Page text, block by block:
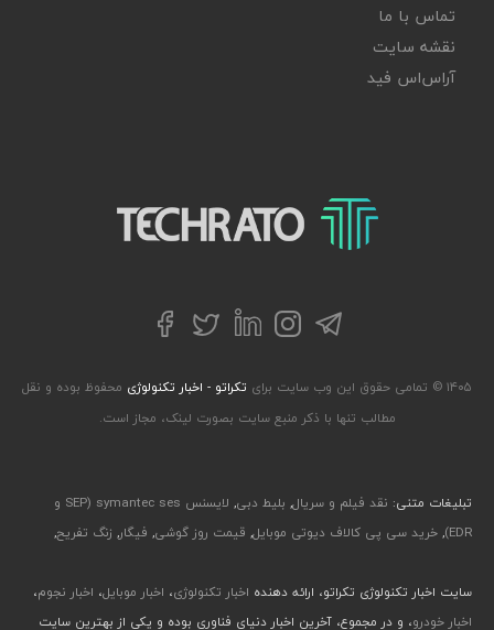
تماس با ما
نقشه سایت
آر‌اس‌اس فید
تکراتو – زندگی با تکنولوژی
تلگراماینستاگرام
لینکداینتوییترفیسبوک
۱۴۰۵ © تمامی حقوق این وب سایت برای تکراتو - اخبار تکنولوژی محفوظ بوده و نقل
مطالب تنها با ذکر منبع سایت بصورت لینک، مجاز است.
تبلیغات متنی: نقد فیلم و سریال, بلیط دبی,
لایسنس symantec ses (SEP و
EDR)
, خرید سی پی کالاف دیوتی موبایل, قیمت روز گوشی, فیگار, زنگ تفریح,
سایت اخبار تکنولوژی تکراتو، ارائه دهنده اخبار تکنولوژی، اخبار موبایل، اخبار نجوم،
اخبار خودرو، و در مجموع، آخرین اخبار دنیای فناوری بوده و یکی از بهترین سایت